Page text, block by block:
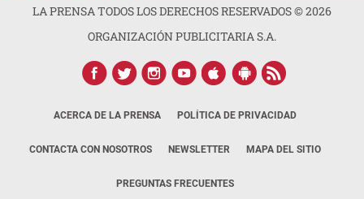
LA PRENSA TODOS LOS DERECHOS RESERVADOS ©2026
ORGANIZACIÓN PUBLICITARIA S.A.
ACERCA DE LA PRENSA POLÍTICA DE PRIVACIDAD
CONTACTA CON NOSOTROS NEWSLETTER MAPA DEL SITIO
PREGUNTAS FRECUENTES